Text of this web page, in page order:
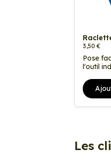
3,50 €
Pose
l'outil
Les